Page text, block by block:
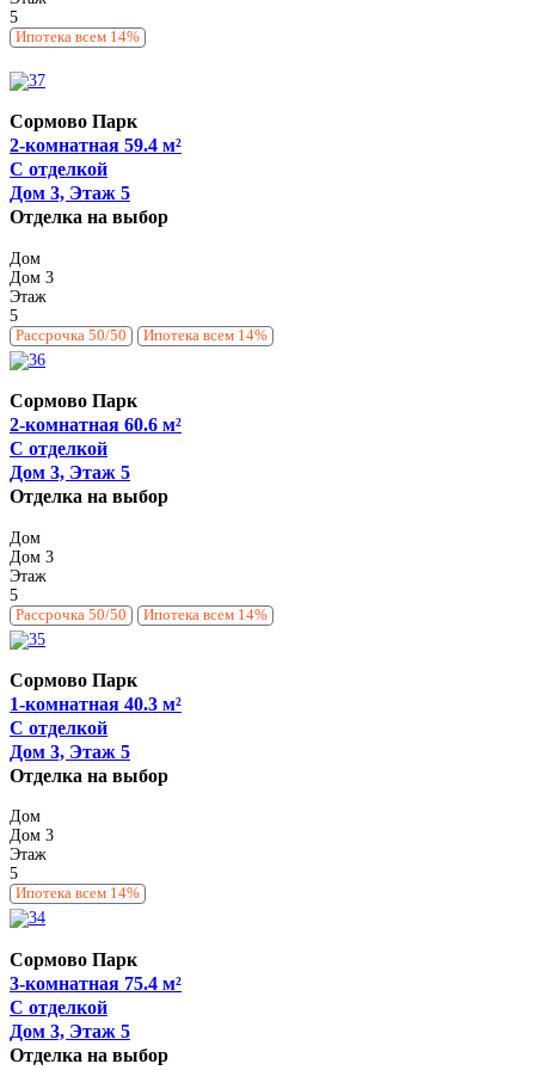
5
Ипотека всем 14%
Сормово Парк
2-комнатная 59.4 м²
С отделкой
Дом 3, Этаж 5
Отделка на выбор
Дом
Дом 3
Этаж
5
Рассрочка 50/50 Ипотека всем 14%
Сормово Парк
2-комнатная 60.6 м²
С отделкой
Дом 3, Этаж 5
Отделка на выбор
Дом
Дом 3
Этаж
5
Рассрочка 50/50 Ипотека всем 14%
Сормово Парк
1-комнатная 40.3 м²
С отделкой
Дом 3, Этаж 5
Отделка на выбор
Дом
Дом 3
Этаж
5
Ипотека всем 14%
Сормово Парк
3-комнатная 75.4 м²
С отделкой
Дом 3, Этаж 5
Отделка на выбор